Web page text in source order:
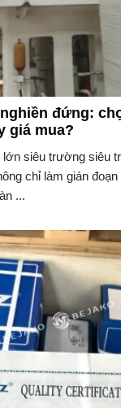
đứng:
giá mua?
siêu trường siêu
chỉ làm gián
...